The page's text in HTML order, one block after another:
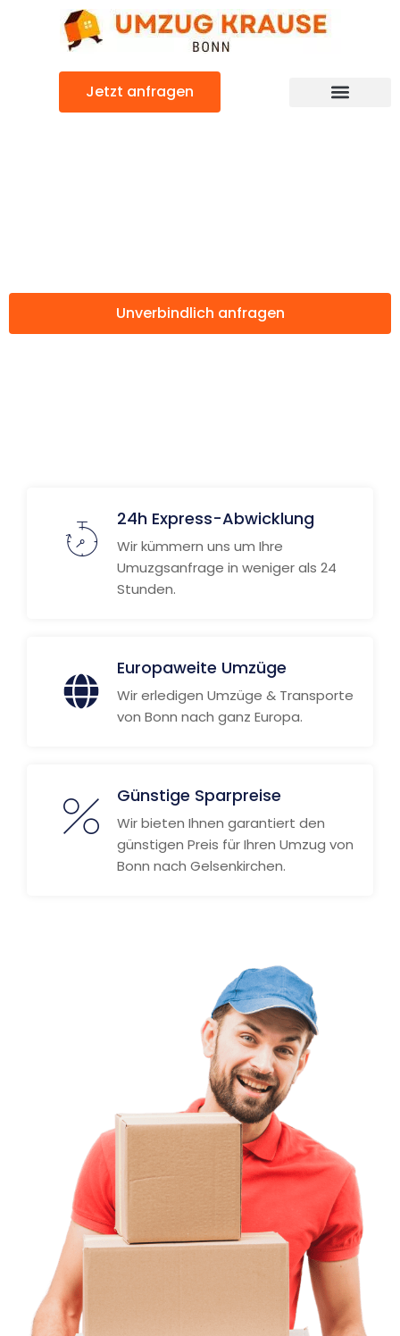
Jetzt anfragen
Unverbindlich anfragen
24h Express-Abwicklung
Wir kümmern uns um Ihre
Umuzgsanfrage in weniger als 24
Stunden.
Europaweite Umzüge
Wir erledigen Umzüge & Transporte
von Bonn nach ganz Europa.
Günstige Sparpreise
Wir bieten Ihnen garantiert den
günstigen Preis für Ihren Umzug von
Bonn nach Gelsenkirchen.